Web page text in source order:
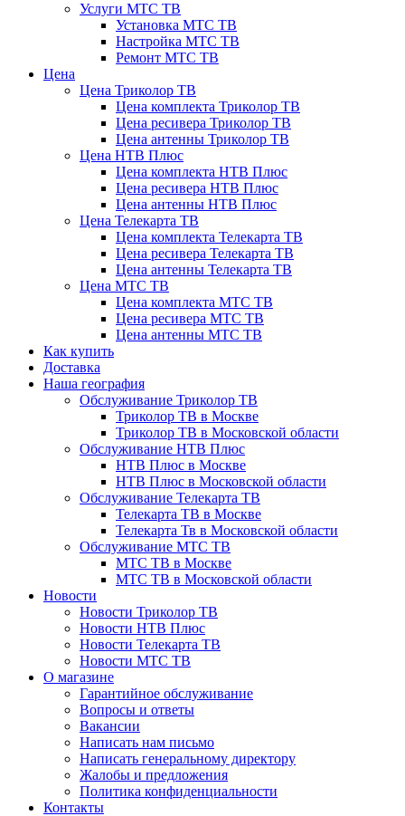
Услуги МТС ТВ
Установка МТС ТВ
Настройка МТС ТВ
Ремонт МТС ТВ
Цена
Цена Триколор ТВ
Цена комплекта Триколор ТВ
Цена ресивера Триколор ТВ
Цена антенны Триколор ТВ
Цена НТВ Плюс
Цена комплекта НТВ Плюс
Цена ресивера НТВ Плюс
Цена антенны НТВ Плюс
Цена Телекарта ТВ
Цена комплекта Телекарта ТВ
Цена ресивера Телекарта ТВ
Цена антенны Телекарта ТВ
Цена МТС ТВ
Цена комплекта МТС ТВ
Цена ресивера МТС ТВ
Цена антенны МТС ТВ
Как купить
Доставка
Наша география
Обслуживание Триколор ТВ
Триколор ТВ в Москве
Триколор ТВ в Московской области
Обслуживание НТВ Плюс
НТВ Плюс в Москве
НТВ Плюс в Московской области
Обслуживание Телекарта ТВ
Телекарта ТВ в Москве
Телекарта Тв в Московской области
Обслуживание МТС ТВ
МТС ТВ в Москве
МТС ТВ в Московской области
Новости
Новости Триколор ТВ
Новости НТВ Плюс
Новости Телекарта ТВ
Новости МТС ТВ
О магазине
Гарантийное обслуживание
Вопросы и ответы
Вакансии
Написать нам письмо
Написать генеральному директору
Жалобы и предложения
Политика конфиденциальности
Контакты